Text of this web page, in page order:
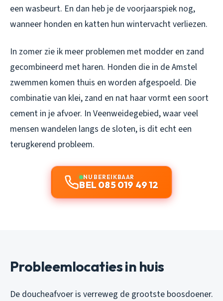
een wasbeurt. En dan heb je de voorjaarspiek nog,
wanneer honden en katten hun wintervacht verliezen.
In zomer zie ik meer problemen met modder en zand
gecombineerd met haren. Honden die in de Amstel
zwemmen komen thuis en worden afgespoeld. Die
combinatie van klei, zand en nat haar vormt een soort
cement in je afvoer. In Veenweidegebied, waar veel
mensen wandelen langs de sloten, is dit echt een
terugkerend probleem.
NU BEREIKBAAR
BEL 085 019 49 12
Probleemlocaties in huis
De doucheafvoer is verreweg de grootste boosdoener.